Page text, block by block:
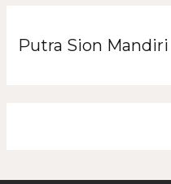
Putra Sion Mandiri